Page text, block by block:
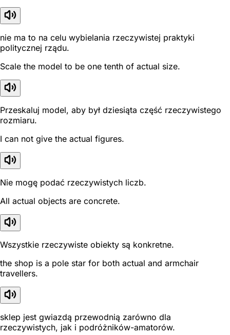
nie ma to na celu wybielania rzeczywistej praktyki
politycznej rządu.
Scale the model to be one tenth of actual size.
Przeskaluj model, aby był dziesiąta część rzeczywistego
rozmiaru.
I can not give the actual figures.
Nie mogę podać rzeczywistych liczb.
All actual objects are concrete.
Wszystkie rzeczywiste obiekty są konkretne.
the shop is a pole star for both actual and armchair
travellers.
sklep jest gwiazdą przewodnią zarówno dla
rzeczywistych, jak i podróżników-amatorów.